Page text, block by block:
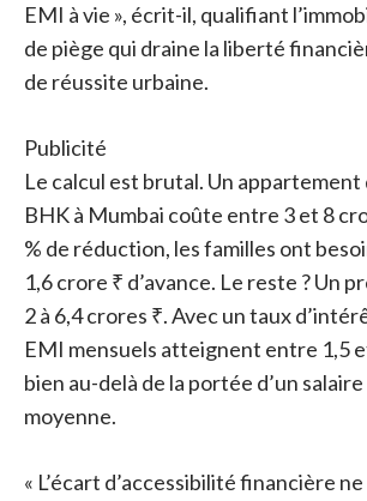
EMI à vie », écrit-il, qualifiant
de piège qui draine la liberté
de réussite urbaine.
Publicité
Le calcul est brutal. Un appartement
BHK à Mumbai coûte entre 3 et 8
% de réduction, les familles ont
1,6 crore ₹ d’avance. Le reste ? Un
2 à 6,4 crores ₹. Avec un taux
EMI mensuels atteignent entre 1,5
bien au-delà de la portée d’un salaire
moyenne.
« L’écart d’accessibilité financière